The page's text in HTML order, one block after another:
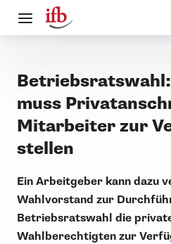
muss
Mitarbeiter zur
stellen
Ein Arbeitgeber kann dazu
Wahlvorstand zur
Betriebsratswahl die
Wahlberechtigten zur